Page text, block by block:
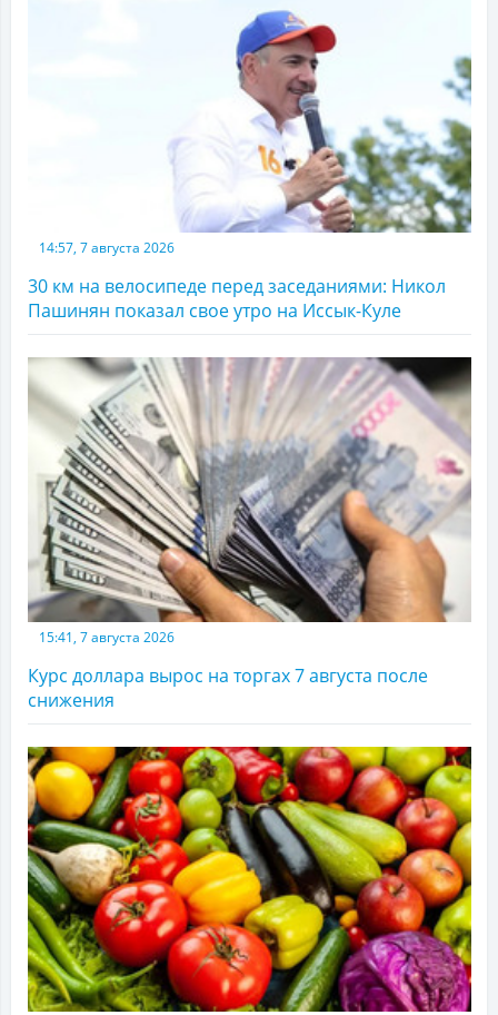
14:57, 7 августа 2026
30 км на велосипеде перед заседаниями: Никол
Пашинян показал свое утро на Иссык-Куле
15:41, 7 августа 2026
Курс доллара вырос на торгах 7 августа после
снижения